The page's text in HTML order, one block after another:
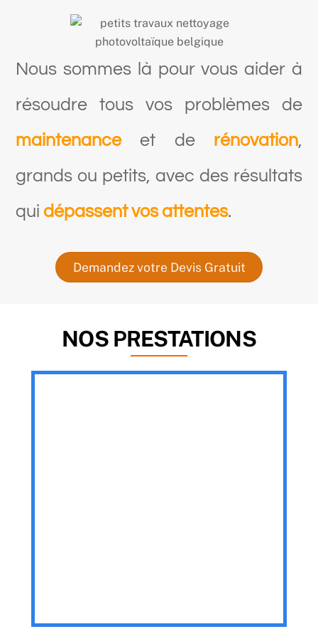
Nous sommes là pour vous aider à
résoudre tous vos problèmes de
maintenanceet de rénovation,
grands ou petits, avec des résultats
quidépassent vos attentes.
Demandez votre Devis Gratuit
NOS PRESTATIONS